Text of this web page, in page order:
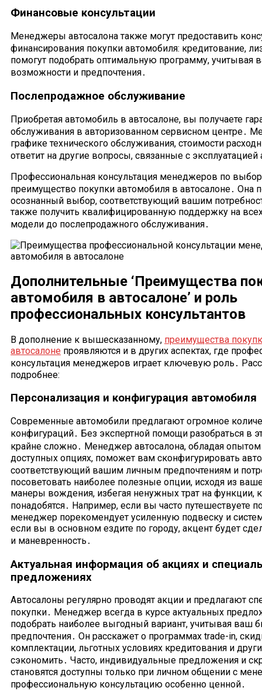
Финансовые консультации
Менеджеры автосалона также могут предоставить
финансирования покупки автомобиля: кредитование,
помогут подобрать оптимальную программу, учитывая
возможности и предпочтения․
Послепродажное обслуживание
Приобретая автомобиль в автосалоне, вы получаете
обслуживания в авторизованном сервисном центре․
графике технического обслуживания, стоимости
ответит на другие вопросы, связанные с эксплуатацией
Профессиональная консультация менеджеров по
преимущество покупки автомобиля в автосалоне․ Она
осознанный выбор, соответствующий вашим
также получить квалифицированную поддержку на
модели до послепродажного обслуживания․
Дополнительные ‘Преимущества
автомобиля в автосалоне’ и роль
профессиональных консультантов
В дополнение к вышесказанному, преимущества
автосалоне проявляются и в других аспектах, где
консультация менеджеров играет ключевую роль․
подробнее:
Персонализация и конфигурация автомобиля
Современные автомобили предлагают огромное
конфигураций․ Без экспертной помощи разобраться в
крайне сложно․ Менеджер автосалона, обладая
доступных опциях, поможет вам сконфигурировать
соответствующий вашим личным предпочтениям и
посоветовать наиболее полезные опции, исходя из
манеры вождения, избегая ненужных трат на функции,
понадобятся․ Например, если вы часто путешествуете
менеджер порекомендует усиленную подвеску и
если вы в основном ездите по городу, акцент будет
и маневренность․
Актуальная информация об акциях и
предложениях
Автосалоны регулярно проводят акции и предлагают
покупки․ Менеджер всегда в курсе актуальных
подобрать наиболее выгодный вариант, учитывая ваш
предпочтения․ Он расскажет о программах trade-in,
комплектации, льготных условиях кредитования и
сэкономить․ Часто, индивидуальные предложения и
становятся доступны только при личном общении с
профессиональную консультацию особенно ценной․